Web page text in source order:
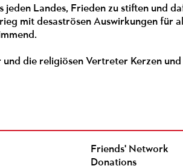
Landes, Frieden zu stiften und
mit desaströsen Auswirkungen für
die religiösen Vertreter Kerzen und
Friends' Network
Donations